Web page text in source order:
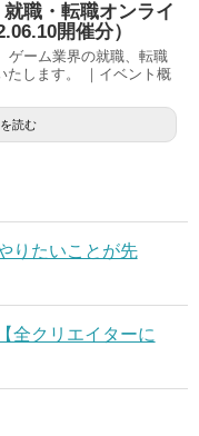
職・転職オンライ
開催分）
ゲーム業界の就職、転職
たします。 ｜イベント概
読む
りたいことが先
全クリエイターに